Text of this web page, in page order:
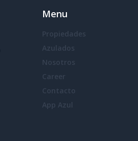
Menu
Propiedades
Azulados
Nosotros
Career
Contacto
App Azul